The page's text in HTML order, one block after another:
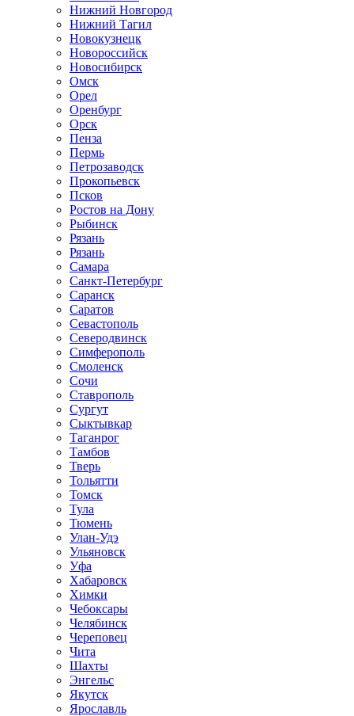
Нижний Новгород
Нижний Тагил
Новокузнецк
Новороссийск
Новосибирск
Омск
Орел
Оренбург
Орск
Пенза
Пермь
Петрозаводск
Прокопьевск
Псков
Ростов на Дону
Рыбинск
Рязань
Рязань
Самара
Санкт-Петербург
Саранск
Саратов
Севастополь
Северодвинск
Симферополь
Смоленск
Сочи
Ставрополь
Сургут
Сыктывкар
Таганрог
Тамбов
Тверь
Тольятти
Томск
Тула
Тюмень
Улан-Удэ
Ульяновск
Уфа
Хабаровск
Химки
Чебоксары
Челябинск
Череповец
Чита
Шахты
Энгельс
Якутск
Ярославль